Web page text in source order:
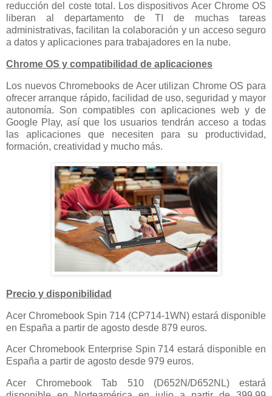
reducción del coste total. Los dispositivos Acer Chrome OS
liberan al departamento de TI de muchas tareas
administrativas, facilitan la colaboración y un acceso seguro
a datos y aplicaciones para trabajadores en la nube.
Chrome OS y compatibilidad de aplicaciones
Los nuevos Chromebooks de Acer utilizan Chrome OS para
ofrecer arranque rápido, facilidad de uso, seguridad y mayor
autonomía. Son compatibles con aplicaciones web y de
Google Play, así que los usuarios tendrán acceso a todas
las aplicaciones que necesiten para su productividad,
formación, creatividad y mucho más.
Precio y disponibilidad
Acer Chromebook Spin 714 (CP714-1WN) estará disponible
en España a partir de agosto desde 879 euros.
Acer Chromebook Enterprise Spin 714 estará disponible en
España a partir de agosto desde 979 euros.
Acer Chromebook Tab 510 (D652N/D652NL) estará